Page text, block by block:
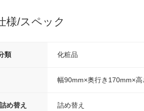
様/スペック
類 化粧品
幅90mm×奥行き170mm×高
め替え 詰め替え